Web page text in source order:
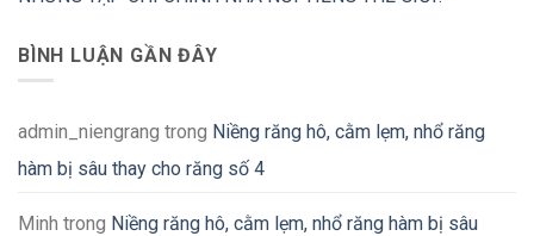
BÌNH LUẬN GẦN ĐÂY
admin_niengrang trong Niềng răng hô, cằm lẹm, nhổ răng
hàm bị sâu thay cho răng số 4
Minh trong Niềng răng hô, cằm lẹm, nhổ răng hàm bị sâu